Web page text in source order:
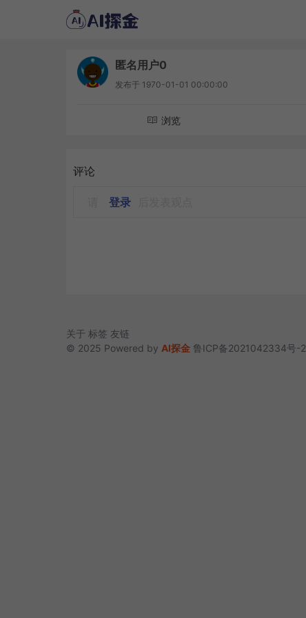
匿名用户0
发布于 1970-01-01 00:00:00
浏览
评论
登录
关于 标签 友链
© 2025 Powered by AI探金 鲁ICP备2021042334号-2